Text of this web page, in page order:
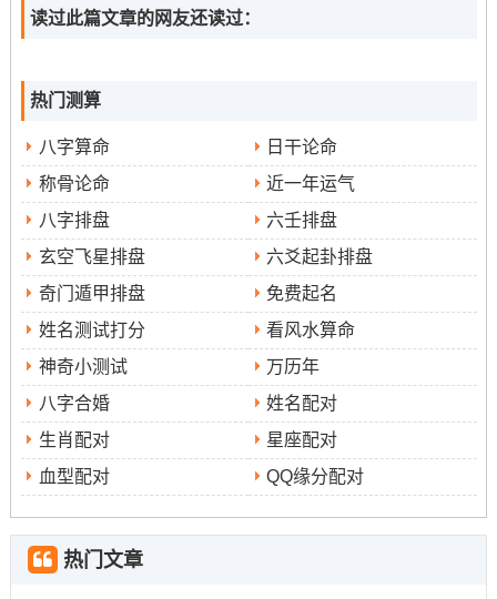
事利，更适合化解疑难、赦过宥罪，南方仍为煞位。
求财、经营、合作~北方事务需暂缓。
2025年11月18日·丁未·玉堂·煞西：在度逢玉堂，适宜
庆典、宴请、修造，西方注意避煞！
2025年11月19日·戊申·天德合·煞南:月末逢天德合，宜
完结重要事项、规划,南方需谨慎。
风水布局建议
看流年风水气场对个人运势有着潜移默化的关系到- 乙巳年
太岁位于东南方、岁破之位则在西北方，此二方位整年皆
不宜大兴土木、摆放笨重家具或频繁扰动 -以免触怒太岁或
引动破气！
静;避免钻孔、敲打等动作、防止引动煞气。至于紫白飞星,
九紫喜庆星飞临中宫- 宜保持此处整洁明亮- 可适当点缀红
读过此篇文章的网友还读过：
热门测算
八字算命
日干论命
称骨论命
近一年运气
八字排盘
六壬排盘
玄空飞星排盘
六爻起卦排盘
奇门遁甲排盘
免费起名
姓名测试打分
看风水算命
神奇小测试
万历年
八字合婚
姓名配对
生肖配对
星座配对
血型配对
QQ缘分配对
热门文章